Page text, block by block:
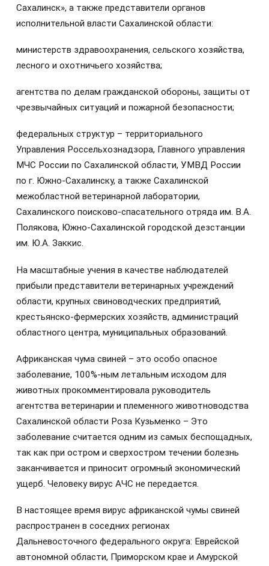
Сахалинск», а также представители органов
исполнительной власти Сахалинской области:
министерств здравоохранения, сельского хозяйства,
лесного и охотничьего хозяйства;
агентства по делам гражданской обороны, защиты от
чрезвычайных ситуаций и пожарной безопасности;
федеральных структур – территориального
Управления Россельхознадзора, Главного управления
МЧС России по Сахалинской области, УМВД России
по г. Южно-Сахалинску, а также Сахалинской
межобластной ветеринарной лаборатории,
Сахалинского поисково-спасательного отряда им. В.А.
Полякова, Южно-Сахалинской городской дезстанции
им. Ю.А. Заккис.
На масштабные учения в качестве наблюдателей
прибыли представители ветеринарных учреждений
области, крупных свиноводческих предприятий,
крестьянско-фермерских хозяйств, администраций
областного центра, муниципальных образований.
Африканская чума свиней – это особо опасное
заболевание, 100%-ным летальным исходом для
животных прокомментировала руководитель
агентства ветеринарии и племенного животноводства
Сахалинской области Роза Кузьменко – Это
заболевание считается одним из самых беспощадных,
так как при остром и сверхостром течении болезнь
заканчивается и приносит огромный экономический
ущерб. Человеку вирус АЧС не передается.
В настоящее время вирус африканской чумы свиней
распространен в соседних регионах
Дальневосточного федерального округа: Еврейской
автономной области, Приморском крае и Амурской